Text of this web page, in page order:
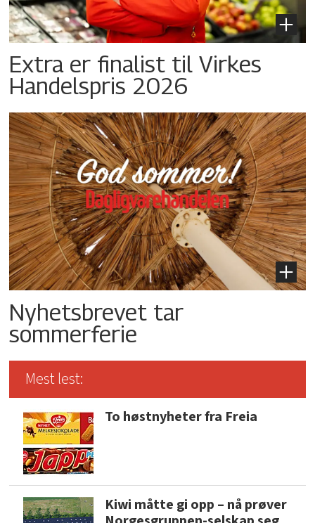
Extra er finalist til Virkes
Handelspris 2026
Nyhetsbrevet tar
sommerferie
Mest lest:
To høstnyheter fra Freia
Kiwi måtte gi opp – nå prøver